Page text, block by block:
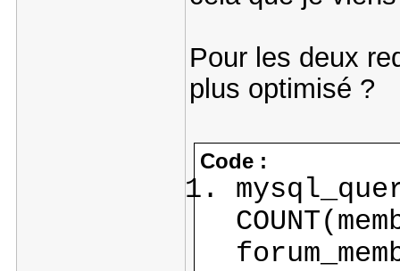
Pour les deux
plus optimisé ?
Code :